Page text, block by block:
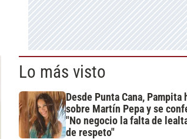
Lo más visto
Desde Punta Cana, Pampita
sobre Martín Pepa y se
"No negocio la falta de
de respeto"